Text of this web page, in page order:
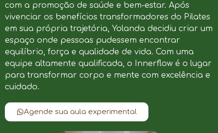
com a promoção de saúde e bem-estar. Após
vivenciar os benefícios transformadores do Pilates
em sua própria trajetória, Yolanda decidiu criar um
espaço onde pessoas pudessem encontrar
equilíbrio, força e qualidade de vida. Com uma
equipe altamente qualificada, o Innerflow é o lugar
para transformar corpo e mente com excelência e
cuidado.
Agende sua aula experimental